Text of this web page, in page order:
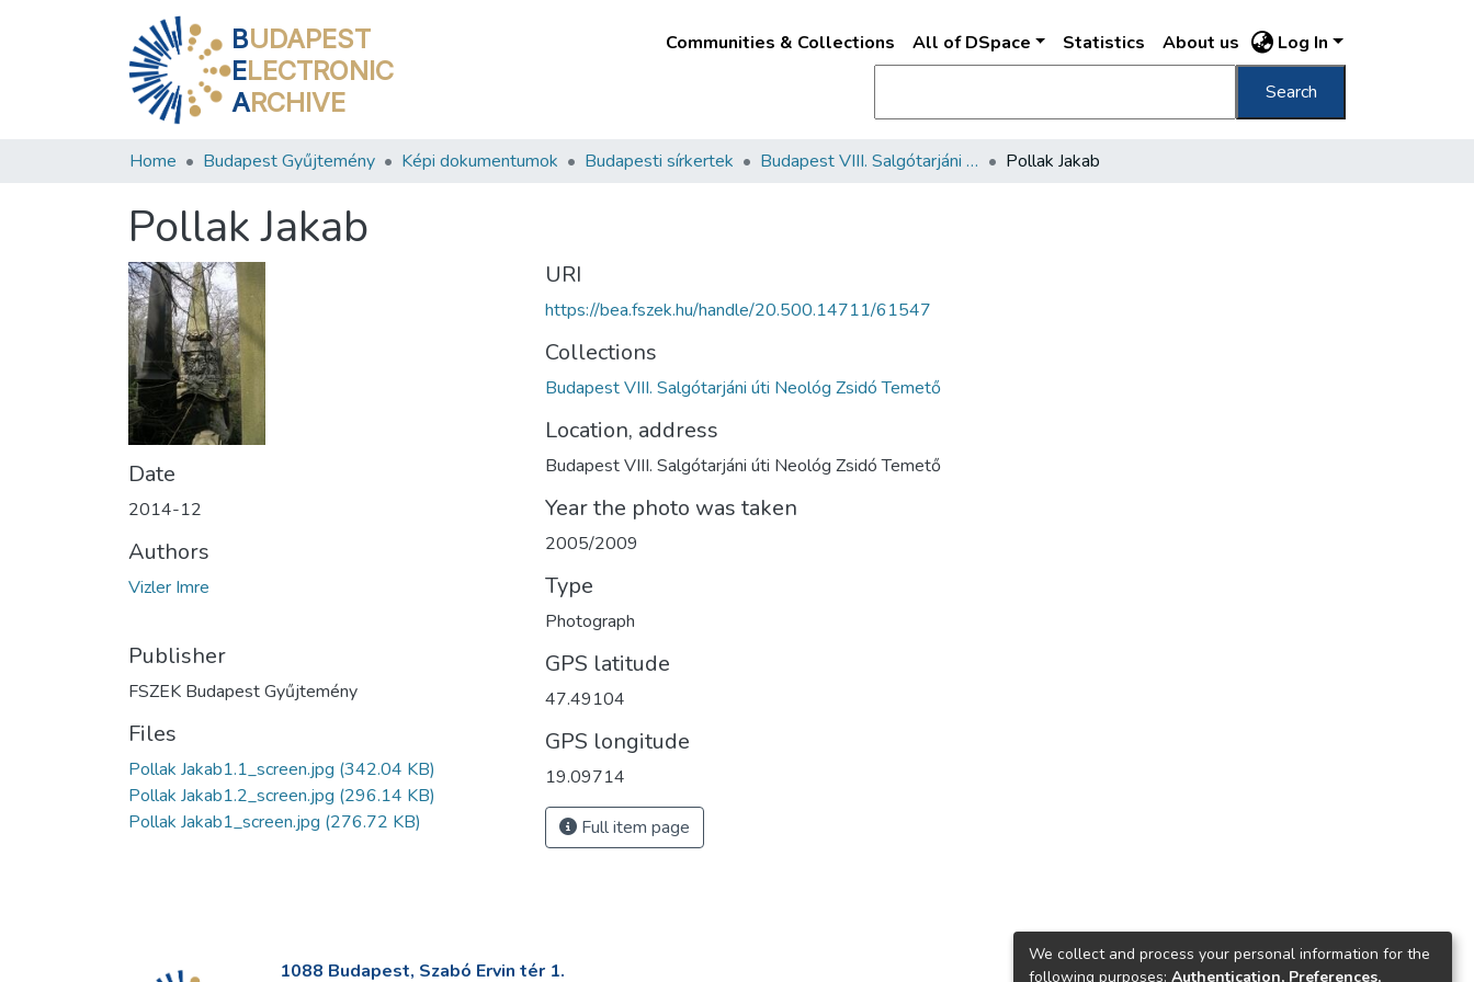
BUDAPEST
ELECTRONIC
ARCHIVE
Communities & Collections All of DSpace Statistics About us Log In
Search
Home Budapest Gyűjtemény Képi dokumentumok Budapesti sírkertek Budapest VIII. Salgótarjáni úti Neológ Zsidó Temető Pollak Jakab
Pollak Jakab
Date
2014-12
Authors
Vizler Imre
Publisher
FSZEK Budapest Gyűjtemény
Files
Pollak Jakab1.1_screen.jpg (342.04 KB)
Pollak Jakab1.2_screen.jpg (296.14 KB)
Pollak Jakab1_screen.jpg (276.72 KB)
URI
https://bea.fszek.hu/handle/20.500.14711/61547
Collections
Budapest VIII. Salgótarjáni úti Neológ Zsidó Temető
Location, address
Budapest VIII. Salgótarjáni úti Neológ Zsidó Temető
Year the photo was taken
2005/2009
Type
Photograph
GPS latitude
47.49104
GPS longitude
19.09714
Full item page
1088 Budapest, Szabó Ervin tér 1.
We collect and process your personal information for the
following purposes: Authentication, Preferences,